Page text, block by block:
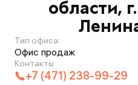
области,
Тип офиса:
Офис продаж
Контакты:
+7 (471) 238-99-29